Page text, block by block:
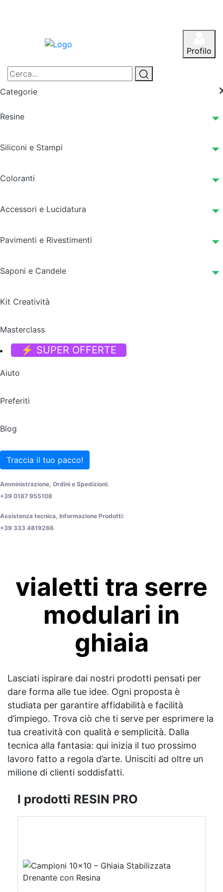
Profilo
Categorie
Resine
Siliconi e Stampi
Coloranti
Accessori e Lucidatura
Pavimenti e Rivestimenti
Saponi e Candele
Kit Creatività
Masterclass
⚡ SUPER OFFERTE
Aiuto
Preferiti
Blog
Traccia il tuo pacco!
Amministrazione, Ordini e Spedizioni:
+39 0187 955108
Assistenza tecnica, Informazione Prodotti:
+39 333 4819266
vialetti tra serre
modulari in
ghiaia
Lasciati ispirare dai nostri prodotti pensati per
dare forma alle tue idee. Ogni proposta è
studiata per garantire affidabilità e facilità
d’impiego. Trova ciò che ti serve per esprimere la
tua creatività con qualità e semplicità. Dalla
tecnica alla fantasia: qui inizia il tuo prossimo
lavoro fatto a regola d’arte. Unisciti ad oltre un
milione di clienti soddisfatti.
I prodotti RESIN PRO